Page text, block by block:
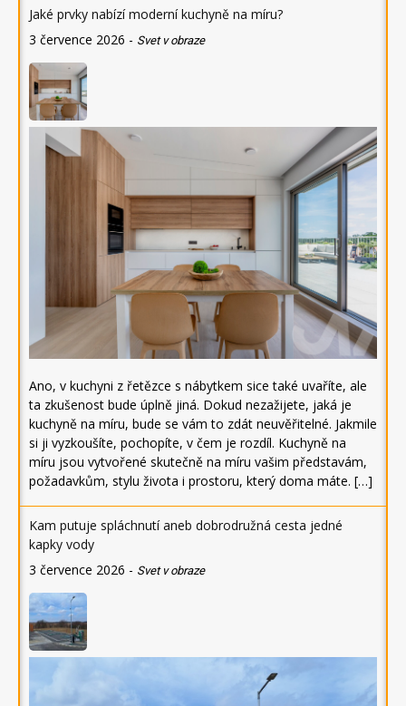
Jaké prvky nabízí moderní kuchyně na míru?
3 července 2026 - Svet v obraze
Ano, v kuchyni z řetězce s nábytkem sice také uvaříte, ale
ta zkušenost bude úplně jiná. Dokud nezažijete, jaká je
kuchyně na míru, bude se vám to zdát neuvěřitelné. Jakmile
si ji vyzkoušíte, pochopíte, v čem je rozdíl. Kuchyně na
míru jsou vytvořené skutečně na míru vašim představám,
požadavkům, stylu života i prostoru, který doma máte. […]
Kam putuje spláchnutí aneb dobrodružná cesta jedné
kapky vody
3 července 2026 - Svet v obraze